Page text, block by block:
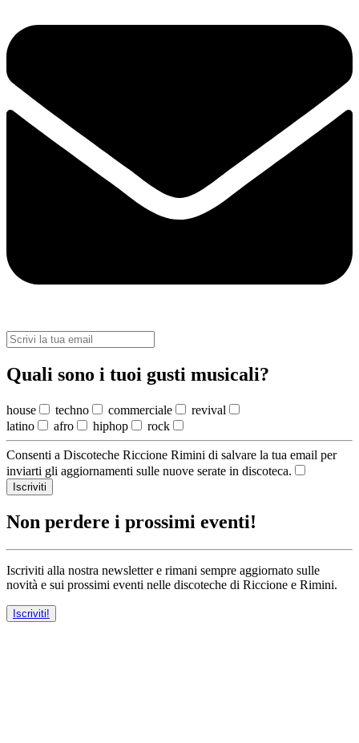
Quali sono i tuoi gusti musicali?
house techno commerciale
revival
latino
afro hiphop rock
Consenti a Discoteche Riccione Rimini di salvare la tua email per
inviarti gli aggiornamenti sulle nuove serate in discoteca.
Iscriviti
Non perdere i prossimi eventi!
Iscriviti alla nostra newsletter e rimani sempre aggiornato sulle
novità e sui prossimi eventi nelle discoteche di Riccione e Rimini.
Iscriviti!